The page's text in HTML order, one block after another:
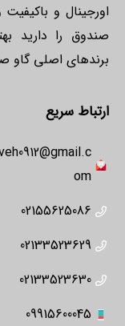
اورجینال و
صندوق را دارید
برندهای اصلی گاو
ارتباط سریع
om
02155625086
02133523629
02133523630
09915600045